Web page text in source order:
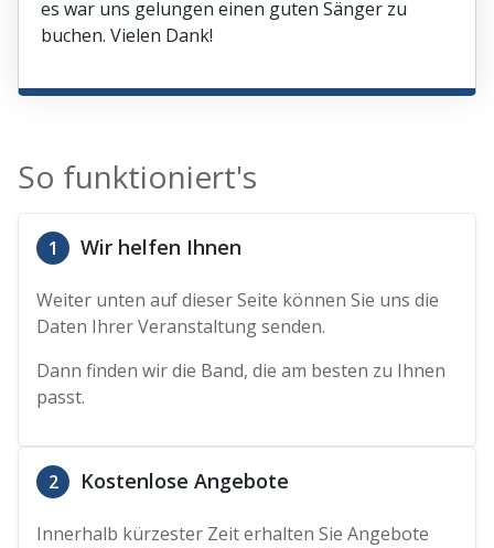
es war uns gelungen einen guten Sänger zu
buchen. Vielen Dank!
So funktioniert's
1 Wir helfen Ihnen
Weiter unten auf dieser Seite können Sie uns die
Daten Ihrer Veranstaltung senden.
Dann finden wir die Band, die am besten zu Ihnen
passt.
2 Kostenlose Angebote
Innerhalb kürzester Zeit erhalten Sie Angebote